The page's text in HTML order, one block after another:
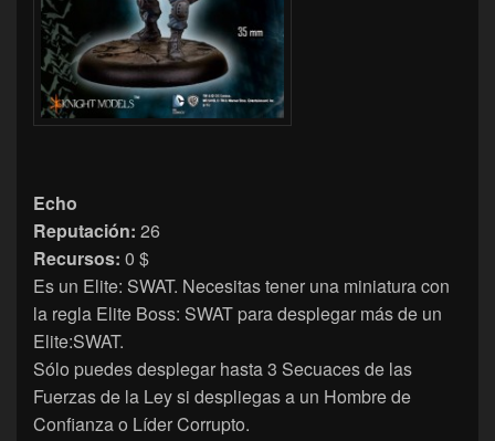
Echo
Reputación: 26
Recursos: 0 $
Es un Elite: SWAT. Necesitas tener una miniatura con
la regla Elite Boss: SWAT para desplegar más de un
Elite:SWAT.
Sólo puedes desplegar hasta 3 Secuaces de las
Fuerzas de la Ley si despliegas a un Hombre de
Confianza o Líder Corrupto.